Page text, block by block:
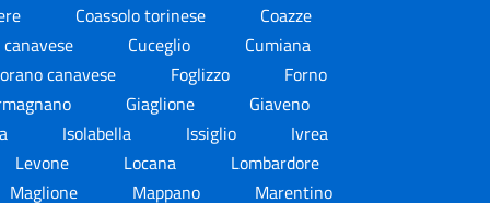
Coassolo torinese
Coazze
Cuceglio
Cumiana
canavese
Foglizzo
Forno
Giaglione
Giaveno
Isolabella Issiglio
Ivrea
Levone
Locana
Lombardore
Maglione
Mappano Marentino